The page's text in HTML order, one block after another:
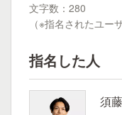
文字数：280
（※指名されたユー
指名した人
須